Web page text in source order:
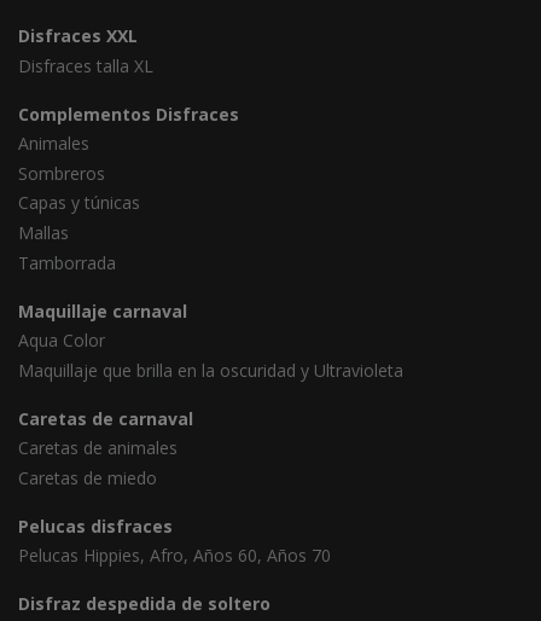
Disfraces XXL
Disfraces talla XL
Complementos Disfraces
Animales
Sombreros
Capas y túnicas
Mallas
Tamborrada
Maquillaje carnaval
Aqua Color
Maquillaje que brilla en la oscuridad y Ultravioleta
Caretas de carnaval
Caretas de animales
Caretas de miedo
Pelucas disfraces
Pelucas Hippies, Afro, Años 60, Años 70
Disfraz despedida de soltero